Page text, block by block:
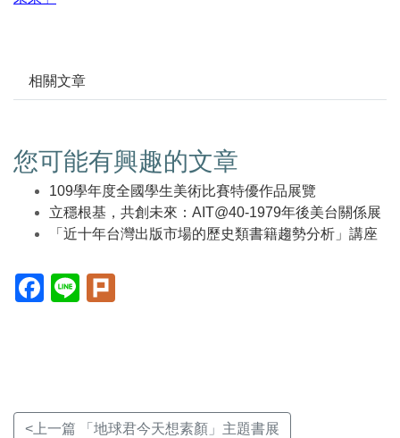
相關文章
您可能有興趣的文章
109學年度全國學生美術比賽特優作品展覽
立穩根基，共創未來：AIT@40-1979年後美台關係展
「近十年台灣出版市場的歷史類書籍趨勢分析」講座
Facebook(另
開
Line(另
開
<上一篇 「地球君今天想素顏」主題書展